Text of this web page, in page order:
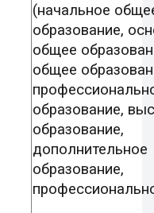
(начальное
образование,
общее
общее
образование,
образование,
дополнительное
образование,